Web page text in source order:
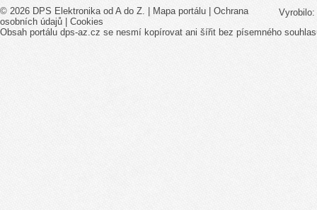
Vyrobilo:
© 2026 DPS Elektronika od A do Z. | Mapa portálu | Ochrana
osobních údajů | Cookies
Obsah portálu dps-az.cz se nesmí kopírovat ani šířit bez písemného